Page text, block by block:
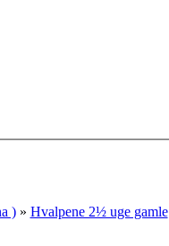
)» Hvalpene 2½ uge gamle